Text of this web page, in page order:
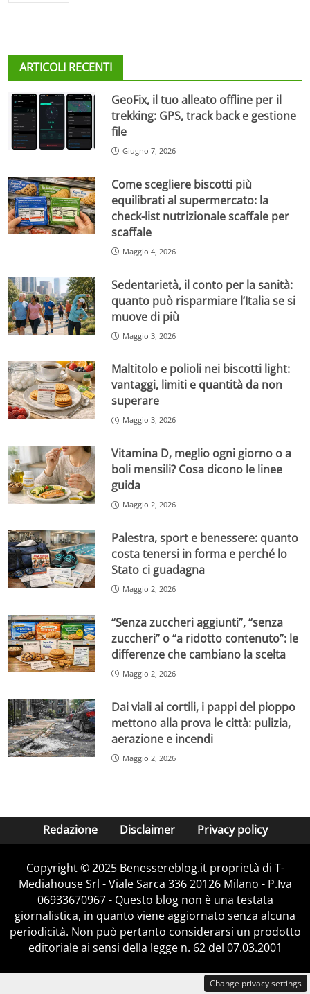
ARTICOLI RECENTI
GeoFix, il tuo alleato offline per il
trekking: GPS, track back e gestione
file
Giugno 7, 2026
Come scegliere biscotti più
equilibrati al supermercato: la
check-list nutrizionale scaffale per
scaffale
Maggio 4, 2026
Sedentarietà, il conto per la sanità:
quanto può risparmiare l’Italia se si
muove di più
Maggio 3, 2026
Maltitolo e polioli nei biscotti light:
vantaggi, limiti e quantità da non
superare
Maggio 3, 2026
Vitamina D, meglio ogni giorno o a
boli mensili? Cosa dicono le linee
guida
Maggio 2, 2026
Palestra, sport e benessere: quanto
costa tenersi in forma e perché lo
Stato ci guadagna
Maggio 2, 2026
“Senza zuccheri aggiunti”, “senza
zuccheri” o “a ridotto contenuto”: le
differenze che cambiano la scelta
Maggio 2, 2026
Dai viali ai cortili, i pappi del pioppo
mettono alla prova le città: pulizia,
aerazione e incendi
Maggio 2, 2026
Redazione Disclaimer Privacy policy
Copyright © 2025 Benessereblog.it proprietà di T-
Mediahouse Srl - Viale Sarca 336 20126 Milano - P.Iva
06933670967 - Questo blog non è una testata
giornalistica, in quanto viene aggiornato senza alcuna
periodicità. Non può pertanto considerarsi un prodotto
editoriale ai sensi della legge n. 62 del 07.03.2001
Change privacy settings